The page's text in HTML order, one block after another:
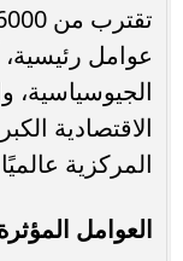
عوامل رئيسية،
الجيوسياسية،
الاقتصادية
المركزية
العوامل